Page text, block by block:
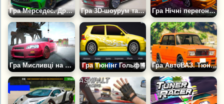
Гра Мерседес. Дрифт і Тюнінг Гра 3D-шоурум та Конструктор Автомобілів Formacar Гра Нічні перегони на межі
Гра Мисливці на Дрифт 3Д Гра Тюнінг Гольф 4 Гра АвтоВАЗ. Тюнінг і Руйнування